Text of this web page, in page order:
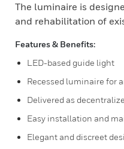
The luminaire is
and rehabilitation of
Features & Benefits:
LED-based guide light
Recessed luminaire for
Delivered as
Easy installation and
Elegant and discreet